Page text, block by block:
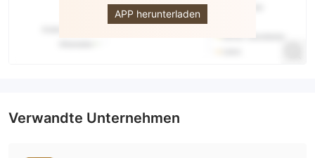
APP herunterladen
Verwandte Unternehmen